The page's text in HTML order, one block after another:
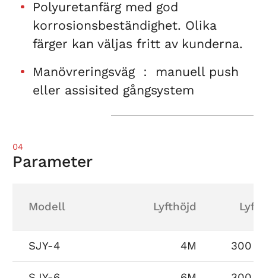
Polyuretanfärg med god
korrosionsbeständighet. Olika
färger kan väljas fritt av kunderna.
Manövreringsväg ： manuell push
eller assisited gångsystem
04
Parameter
Modell Lyfthöjd
SJY-4 4M 300 ~